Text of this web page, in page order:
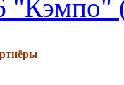
"Кэмпо"